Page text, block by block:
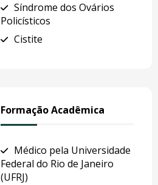
Síndrome dos Ovários
Policísticos
Cistite
Formação Acadêmica
Médico pela Universidade
Federal do Rio de Janeiro
(UFRJ)